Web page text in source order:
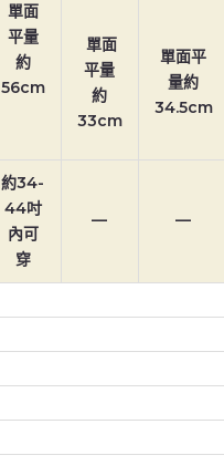
單面
平量
約
56cm
單面
平量
約
33cm
單面平
量約
34.5cm
約34-
44吋
內可
穿
— —